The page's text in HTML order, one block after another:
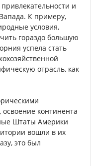
и
К примеру,
условия,
гораздо большую
успела стать
отрасль, как
континента
Штаты Америки
вошли в их
это был